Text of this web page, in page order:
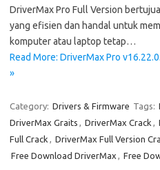
DriverMax Pro Full Version
yang efisien dan handal untuk
komputer atau laptop tetap…
Read More: DriverMax Pro
»
Category: Drivers & Firmware Tags:
DriverMax Graits , DriverMax Crack ,
Full Crack , DriverMax Full Version
Free Download DriverMax , Free